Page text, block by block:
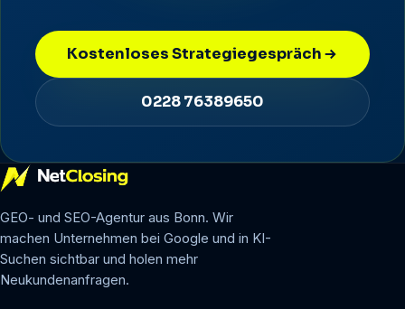
Kostenloses Strategiegespräch
0228 76389650
GEO- und SEO-Agentur aus Bonn. Wir
machen Unternehmen bei Google und in KI-
Suchen sichtbar und holen mehr
Neukundenanfragen.